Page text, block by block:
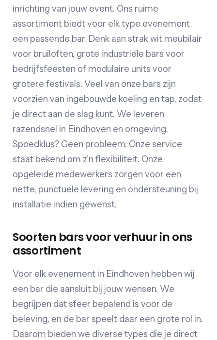
inrichting van jouw event. Ons ruime
assortiment biedt voor elk type evenement
een passende bar. Denk aan strak wit meubilair
voor bruiloften, grote industriële bars voor
bedrijfsfeesten of modulaire units voor
grotere festivals. Veel van onze bars zijn
voorzien van ingebouwde koeling en tap, zodat
je direct aan de slag kunt. We leveren
razendsnel in Eindhoven en omgeving.
Spoedklus? Geen probleem. Onze service
staat bekend om z’n flexibiliteit. Onze
opgeleide medewerkers zorgen voor een
nette, punctuele levering en ondersteuning bij
installatie indien gewenst.
Soorten bars voor verhuur in ons
assortiment
Voor elk evenement in Eindhoven hebben wij
een bar die aansluit bij jouw wensen. We
begrijpen dat sfeer bepalend is voor de
beleving, en de bar speelt daar een grote rol in.
Daarom bieden we diverse types die je direct